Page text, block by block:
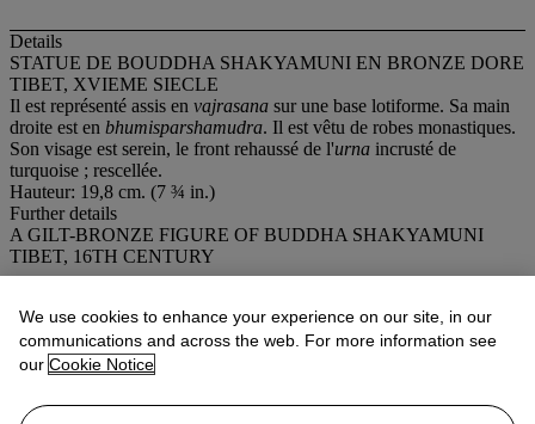
Details
STATUE DE BOUDDHA SHAKYAMUNI EN BRONZE DORE
TIBET, XVIEME SIECLE
Il est représenté assis en vajrasana sur une base lotiforme. Sa main
droite est en bhumisparshamudra. Il est vêtu de robes monastiques.
Son visage est serein, le front rehaussé de l'urna incrusté de
turquoise ; rescellée.
Hauteur: 19,8 cm. (7 ¾ in.)
Further details
A GILT-BRONZE FIGURE OF BUDDHA SHAKYAMUNI
TIBET, 16TH CENTURY
More fromArt d'Asie
View All
View All
We use cookies to enhance your experience on our site, in our
communications and across the web. For more information see
our Cookie Notice